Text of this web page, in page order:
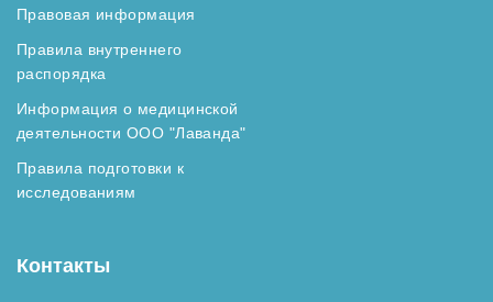
Правовая информация
Правила внутреннего
распорядка
Информация о медицинской
деятельности ООО "Лаванда"
Правила подготовки к
исследованиям
Контакты